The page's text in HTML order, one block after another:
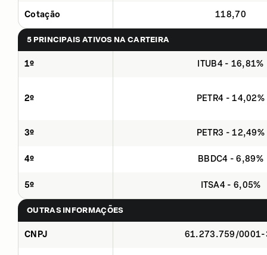
Cotação 118,70
5 PRINCIPAIS ATIVOS NA CARTEIRA
1º ITUB4 - 16,81%
2º PETR4 - 14,02%
3º PETR3 - 12,49%
4º BBDC4 - 6,89%
5º ITSA4 - 6,05%
OUTRAS INFORMAÇÕES
CNPJ 61.273.759/0001-